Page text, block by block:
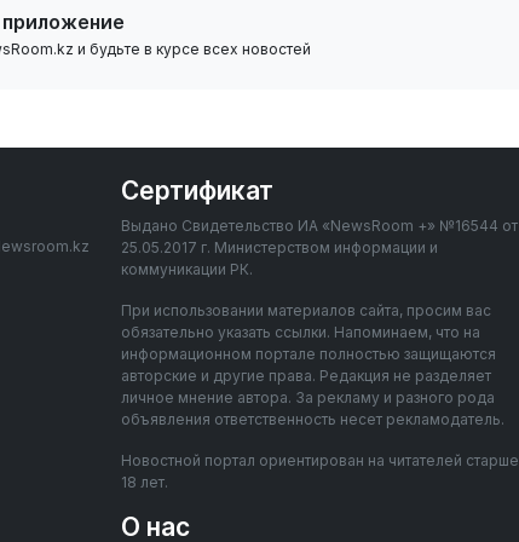
и будьте в курсе всех новостей
Сертификат
Выдано Свидетельство ИА «NewsRoom +» №16544 от
25.05.2017 г. Министерством информации и
коммуникации РК.
При использовании материалов сайта, просим вас
обязательно указать ссылки. Напоминаем, что на
информационном портале полностью защищаются
авторские и другие права. Редакция не разделяет
личное мнение автора. За рекламу и разного рода
объявления ответственность несет рекламодатель.
Новостной портал ориентирован на читателей старше
18 лет.
О нас